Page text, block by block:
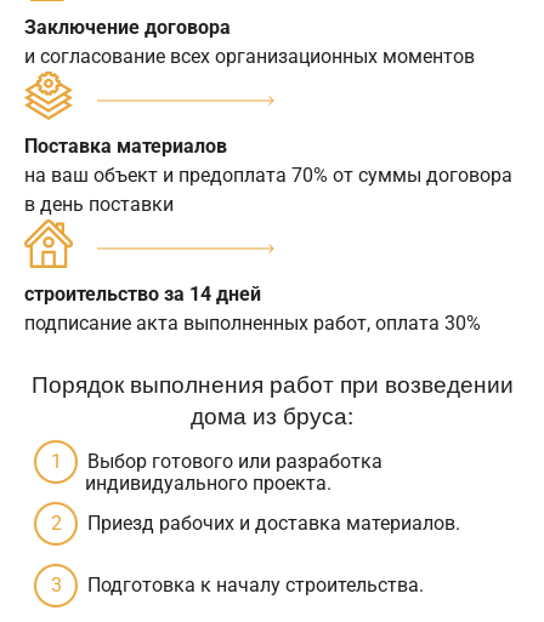
Заключение договора
и согласование всех организационных моментов
Поставка материалов
на ваш объект и предоплата 70% от суммы договора
в день поставки
строительство за 14 дней
подписание акта выполненных работ, оплата 30%
Порядок выполнения работ при возведении
дома из бруса:
Выбор готового или разработка
индивидуального проекта.
Приезд рабочих и доставка материалов.
Подготовка к началу строительства.